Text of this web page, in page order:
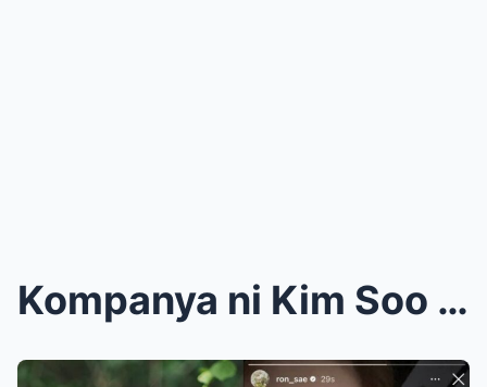
Kompanya ni Kim Soo Hyun Inakusahan ng Pagpilit sa...